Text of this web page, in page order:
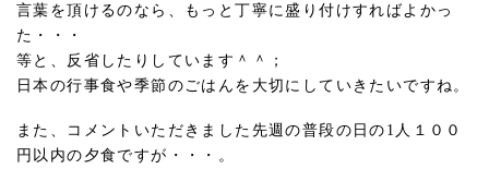
言葉を頂けるのなら、もっと丁寧に盛り付けすればよかっ
た・・・
等と、反省したりしています＾＾；
日本の行事食や季節のごはんを大切にしていきたいですね。
また、コメントいただきました先週の普段の日の1人１００
円以内の夕食ですが・・・。